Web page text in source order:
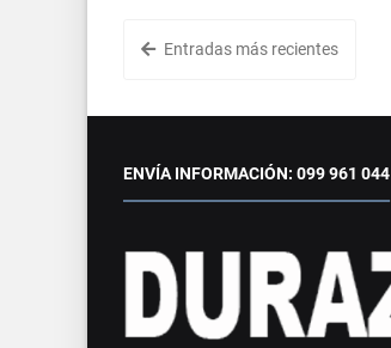
Entradas más recientes
ENVÍA INFORMACIÓN: 099 961 044